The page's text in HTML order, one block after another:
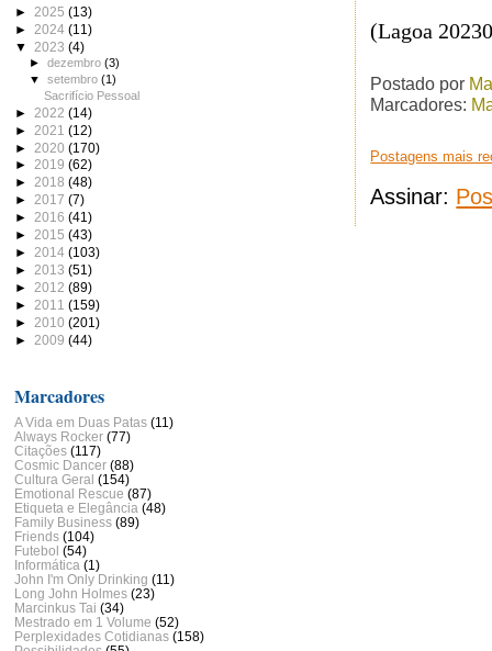
(Lagoa
Postado por
Marcadores:
Postagens mais
Assinar:
► 2025 (13)
► 2024 (11)
▼ 2023 (4)
►dezembro(3)
▼setembro(1)
Sacrifício Pessoal
► 2022 (14)
► 2021 (12)
► 2020 (170)
► 2019 (62)
► 2018 (48)
► 2017 (7)
► 2016 (41)
► 2015 (43)
► 2014 (103)
► 2013 (51)
► 2012 (89)
► 2011 (159)
► 2010 (201)
► 2009 (44)
Marcadores
A Vida em Duas Patas (11)
Always Rocker (77)
Citações (117)
Cosmic Dancer (88)
Cultura Geral (154)
Emotional Rescue (87)
Etiqueta e Elegância (48)
Family Business (89)
Friends (104)
Futebol (54)
Informática (1)
John I'm Only Drinking (11)
Long John Holmes (23)
Marcinkus Tai (34)
Mestrado em 1 Volume (52)
Perplexidades Cotidianas (158)